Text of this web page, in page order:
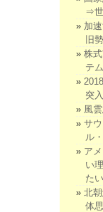
⇒
加
旧
株
テ
突
風
サ
ル
ア
い
た
北
体